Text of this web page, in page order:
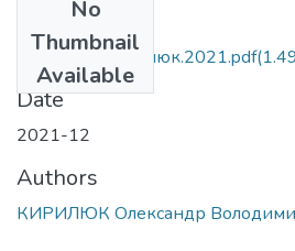
No
Thumbnail
Available
МР.М.281.Кирилюк.2021.pdf
Date
2021-12
Authors
КИРИЛЮК Олександр